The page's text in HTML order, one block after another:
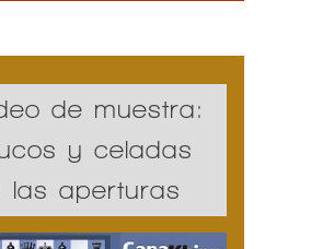
de muestra:
y celadas
las aperturas